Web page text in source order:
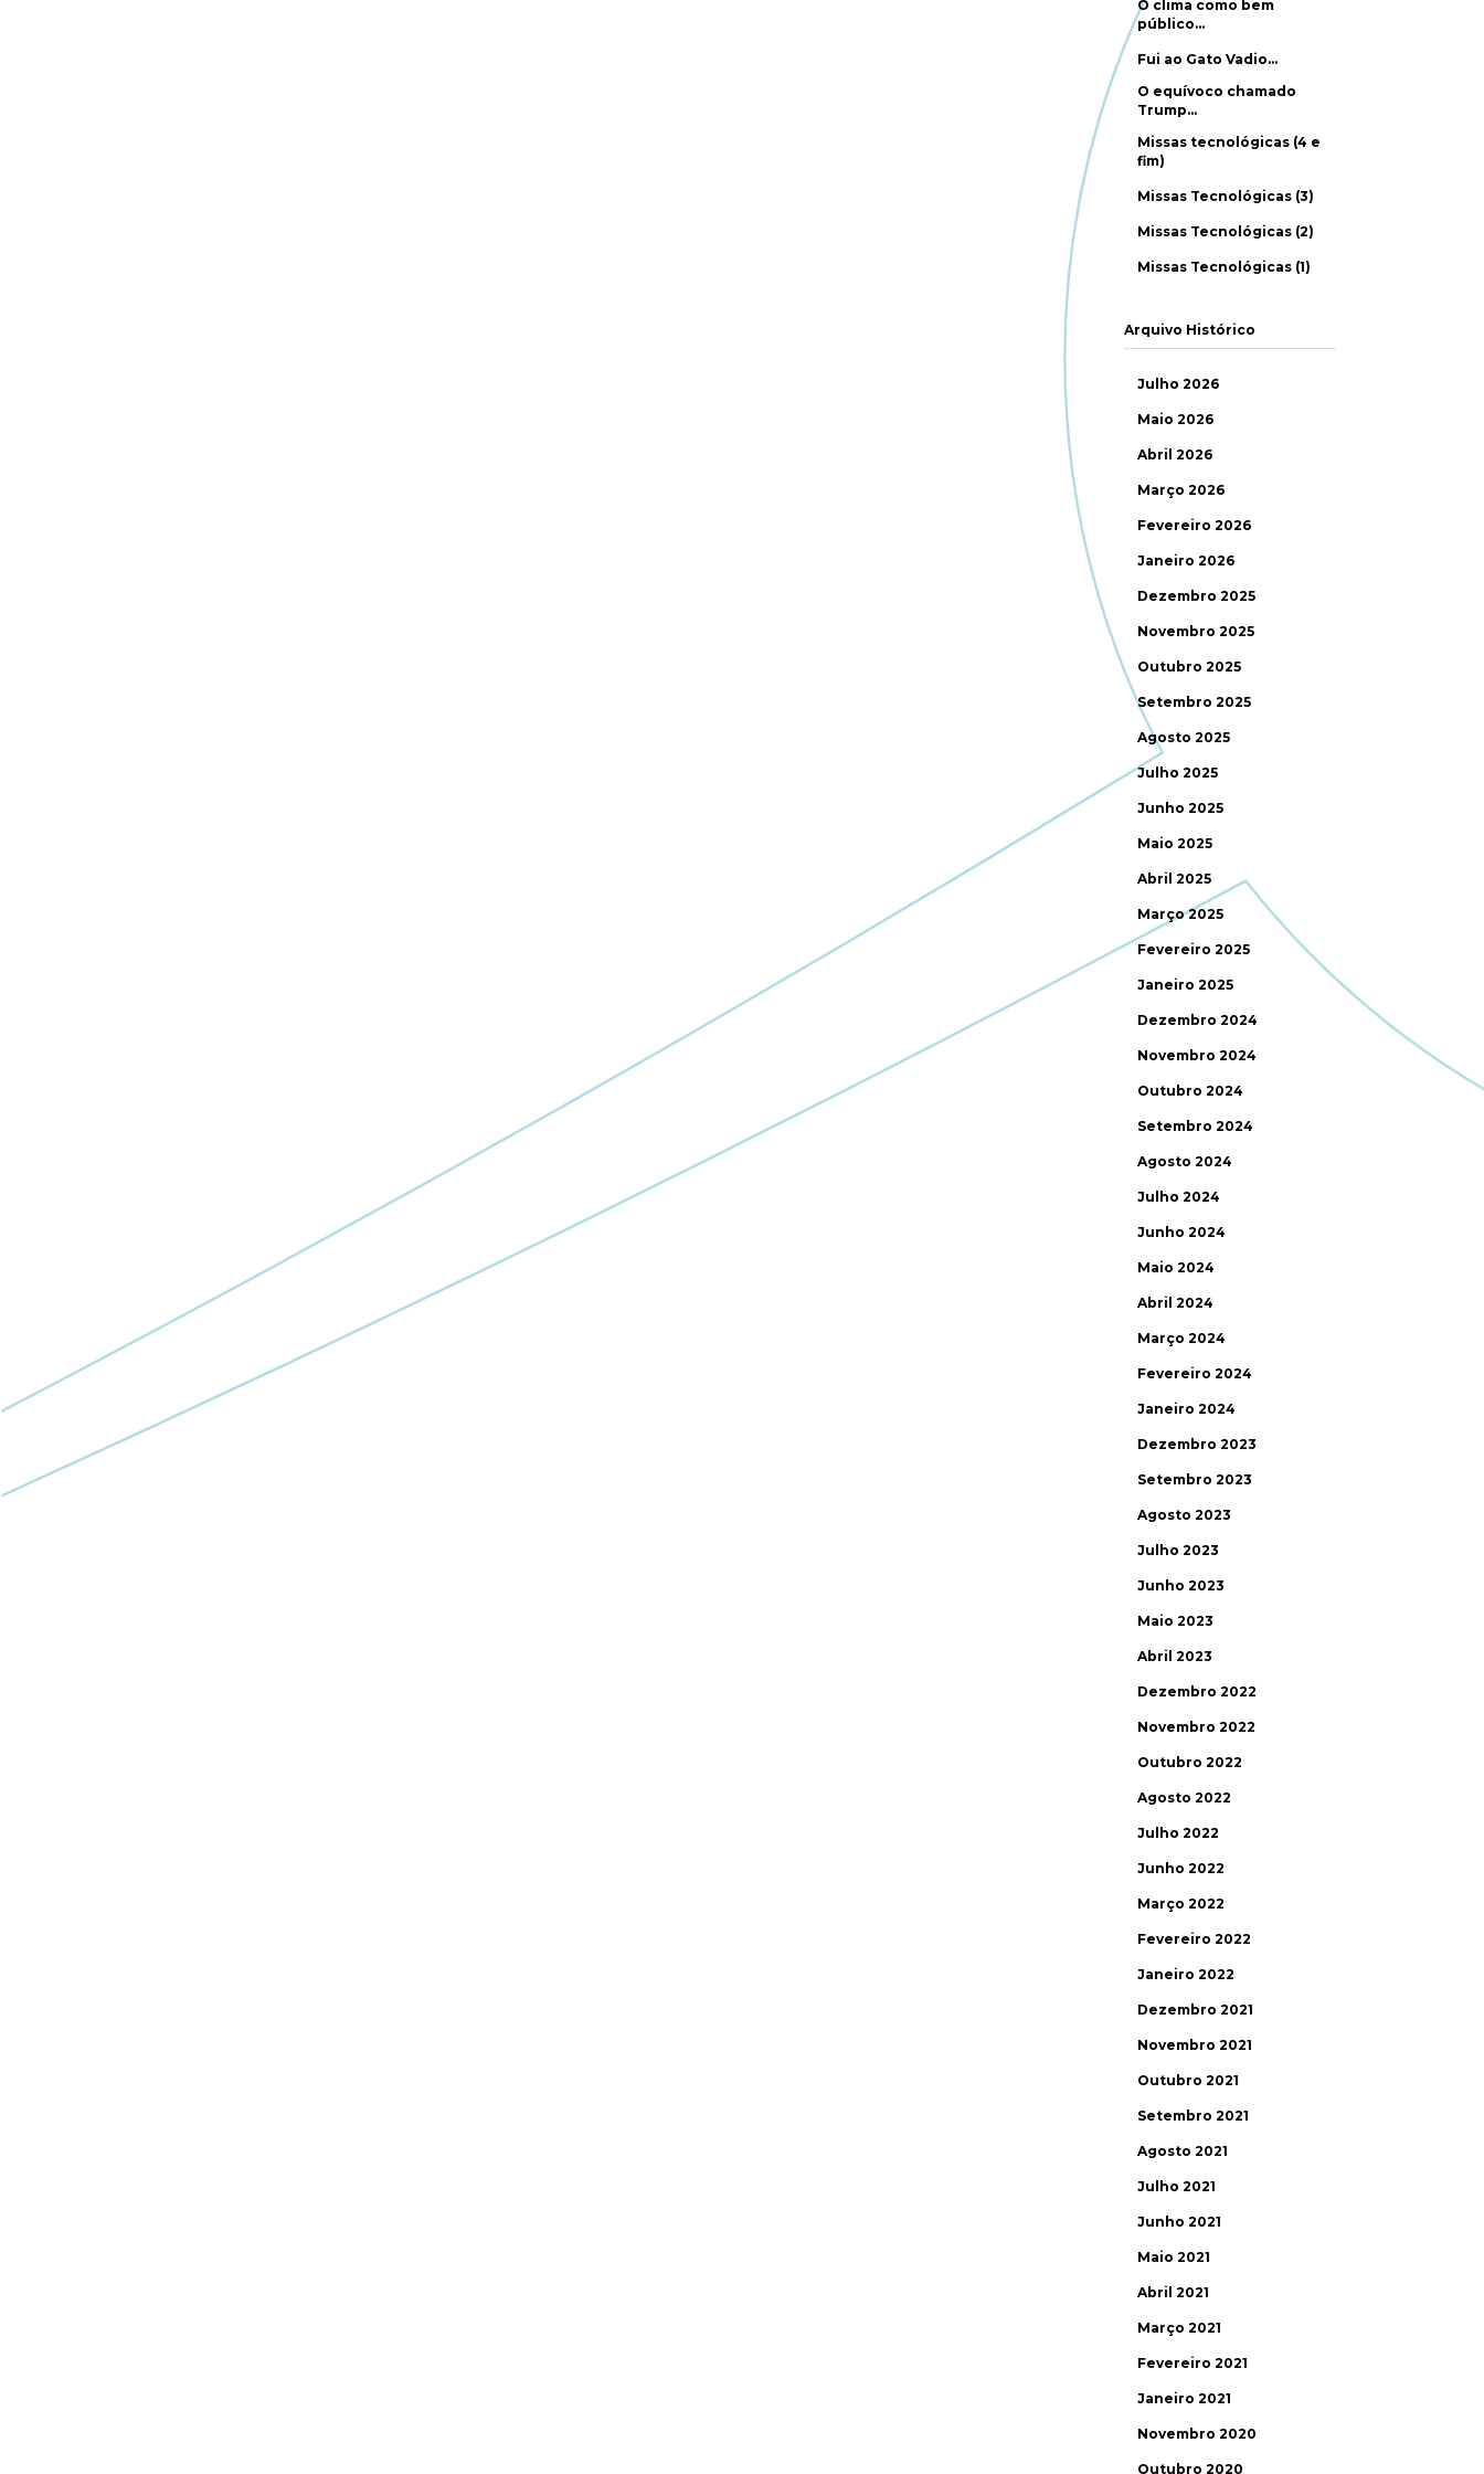
O clima como bem
público…
Fui ao Gato Vadio…
O equívoco chamado
Trump…
Missas tecnológicas (4 e
fim)
Missas Tecnológicas (3)
Missas Tecnológicas (2)
Missas Tecnológicas (1)
Arquivo Histórico
Julho 2026
Maio 2026
Abril 2026
Março 2026
Fevereiro 2026
Janeiro 2026
Dezembro 2025
Novembro 2025
Outubro 2025
Setembro 2025
Agosto 2025
Julho 2025
Junho 2025
Maio 2025
Abril 2025
Março 2025
Fevereiro 2025
Janeiro 2025
Dezembro 2024
Novembro 2024
Outubro 2024
Setembro 2024
Agosto 2024
Julho 2024
Junho 2024
Maio 2024
Abril 2024
Março 2024
Fevereiro 2024
Janeiro 2024
Dezembro 2023
Setembro 2023
Agosto 2023
Julho 2023
Junho 2023
Maio 2023
Abril 2023
Dezembro 2022
Novembro 2022
Outubro 2022
Agosto 2022
Julho 2022
Junho 2022
Março 2022
Fevereiro 2022
Janeiro 2022
Dezembro 2021
Novembro 2021
Outubro 2021
Setembro 2021
Agosto 2021
Julho 2021
Junho 2021
Maio 2021
Abril 2021
Março 2021
Fevereiro 2021
Janeiro 2021
Novembro 2020
Outubro 2020